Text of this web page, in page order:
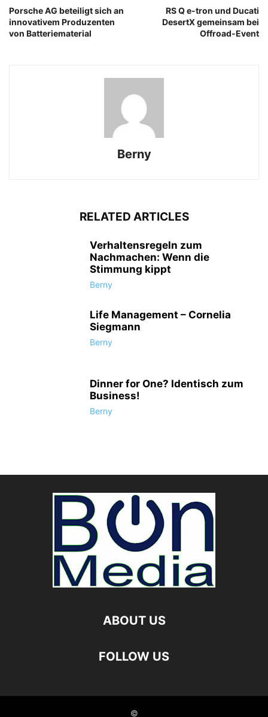
Porsche AG beteiligt sich an
innovativem Produzenten
von Batteriematerial
RS Q e-tron und Ducati
DesertX gemeinsam bei
Offroad-Event
Berny
RELATED ARTICLES
Verhaltensregeln zum
Nachmachen: Wenn die
Stimmung kippt
Berny
Life Management – Cornelia
Siegmann
Berny
Dinner for One? Identisch zum
Business!
Berny
ABOUT US
FOLLOW US
©